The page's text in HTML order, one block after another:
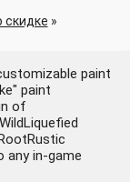
скидке »
paint
paint
of
any in-game